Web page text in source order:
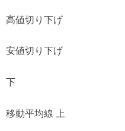
高値切り下げ
安値切り下げ
下
移動平均線 上